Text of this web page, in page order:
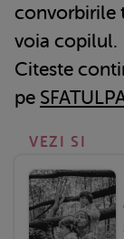
convorbirile
voia copilul.
Citeste
pe
VEZI SI